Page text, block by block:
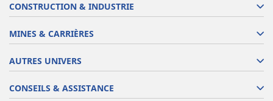
CONSTRUCTION & INDUSTRIE
MINES & CARRIÈRES
AUTRES UNIVERS
CONSEILS & ASSISTANCE